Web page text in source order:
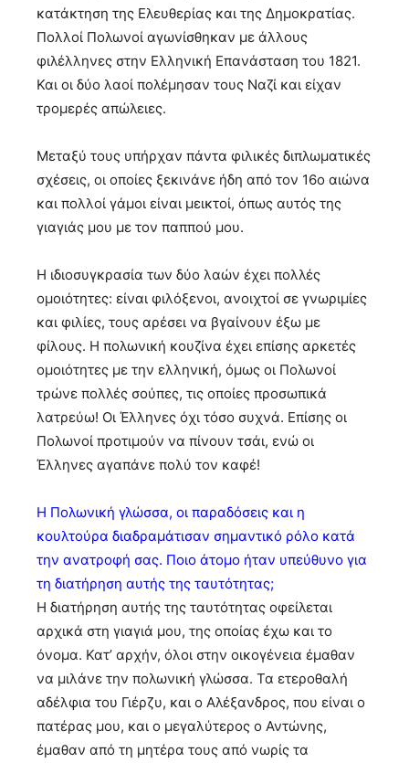
κατάκτηση της Ελευθερίας και της Δημοκρατίας.
Πολλοί Πολωνοί αγωνίσθηκαν με άλλους
φιλέλληνες στην Ελληνική Επανάσταση του 1821.
Και οι δύο λαοί πολέμησαν τους Ναζί και είχαν
τρομερές απώλειες.
Μεταξύ τους υπήρχαν πάντα φιλικές διπλωματικές
σχέσεις, οι οποίες ξεκινάνε ήδη από τον 16ο αιώνα
και πολλοί γάμοι είναι μεικτοί, όπως αυτός της
γιαγιάς μου με τον παππού μου.
Η ιδιοσυγκρασία των δύο λαών έχει πολλές
ομοιότητες: είναι φιλόξενοι, ανοιχτοί σε γνωριμίες
και φιλίες, τους αρέσει να βγαίνουν έξω με
φίλους. Η πολωνική κουζίνα έχει επίσης αρκετές
ομοιότητες με την ελληνική, όμως οι Πολωνοί
τρώνε πολλές σούπες, τις οποίες προσωπικά
λατρεύω! Οι Έλληνες όχι τόσο συχνά. Επίσης οι
Πολωνοί προτιμούν να πίνουν τσάι, ενώ οι
Έλληνες αγαπάνε πολύ τον καφέ!
Η Πολωνική γλώσσα, οι παραδόσεις και η
κουλτούρα διαδραμάτισαν σημαντικό ρόλο κατά
την ανατροφή σας. Ποιο άτομο ήταν υπεύθυνο για
τη διατήρηση αυτής της ταυτότητας;
Η διατήρηση αυτής της ταυτότητας οφείλεται
αρχικά στη γιαγιά μου, της οποίας έχω και το
όνομα. Κατ’ αρχήν, όλοι στην οικογένεια έμαθαν
να μιλάνε την πολωνική γλώσσα. Τα ετεροθαλή
αδέλφια του Γιέρζυ, και ο Αλέξανδρος, που είναι ο
πατέρας μου, και ο μεγαλύτερος ο Αντώνης,
έμαθαν από τη μητέρα τους από νωρίς τα